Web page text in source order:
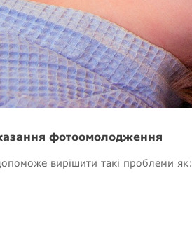
фотоомолодження
вирішити такі проблеми як: